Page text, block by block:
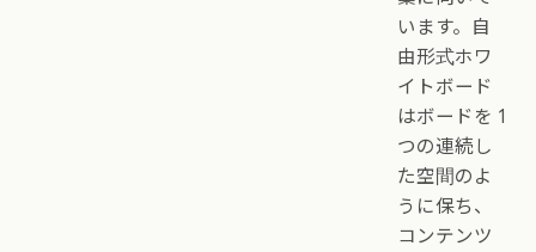
います。自
由形式ホワ
イトボード
はボードを 1
つの連続し
た空間のよ
うに保ち、
コンテンツ